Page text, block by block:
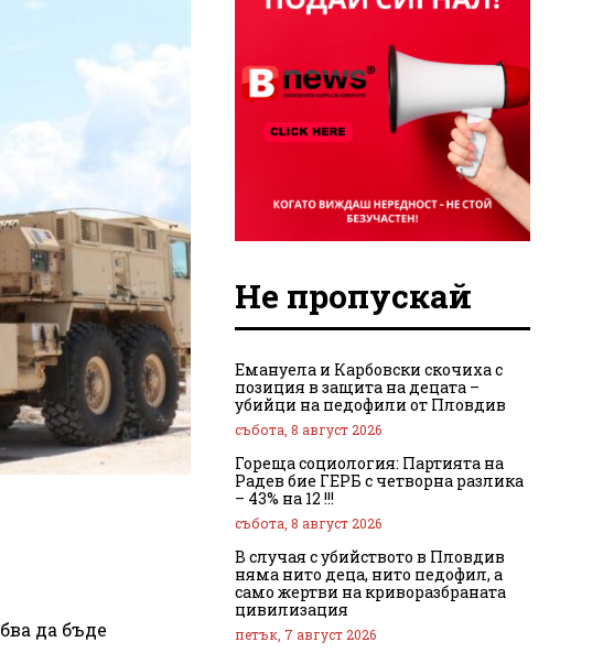
да бъде
Не пропускай
Емануела и Карбовски скочиха с
позиция в защита на децата –
убийци на педофили от Пловдив
събота, 8 август 2026
Гореща социология: Партията на
Радев бие ГЕРБ с четворна разлика
– 43% на 12 !!!
събота, 8 август 2026
В случая с убийството в Пловдив
няма нито деца, нито педофил, а
само жертви на криворазбраната
цивилизация
петък, 7 август 2026